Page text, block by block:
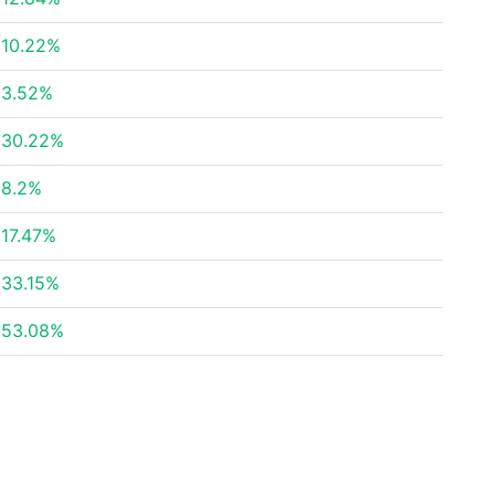
10.22%
3.52%
30.22%
8.2%
17.47%
33.15%
53.08%